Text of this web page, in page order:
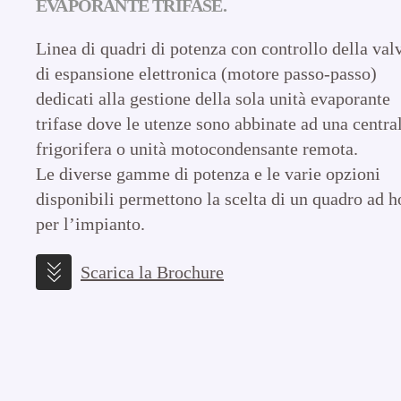
EVAPORANTE TRIFASE.
Linea di quadri di potenza con controllo della
di espansione elettronica (motore passo-passo)
dedicati alla gestione della sola unità evaporante
trifase dove le utenze sono abbinate ad una
frigorifera o unità motocondensante remota.
Le diverse gamme di potenza e le varie opzioni
disponibili permettono la scelta di un quadro ad
per l’impianto.
Scarica la Brochure